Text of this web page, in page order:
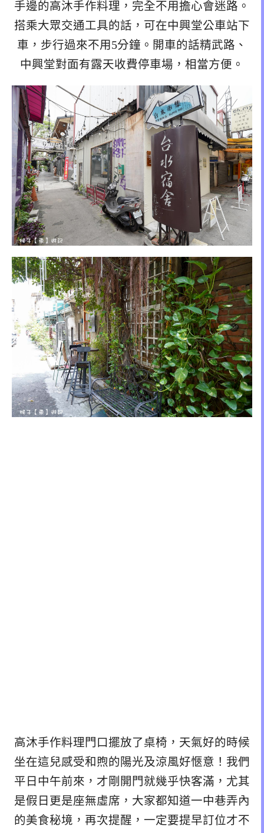
手邊的高沐手作料理，完全不用擔心會迷路。
搭乘大眾交通工具的話，可在中興堂公車站下
車，步行過來不用5分鐘。開車的話精武路、
中興堂對面有露天收費停車場，相當方便。
高沐手作料理門口擺放了桌椅，天氣好的時候
坐在這兒感受和煦的陽光及涼風好愜意！我們
平日中午前來，才剛開門就幾乎快客滿，尤其
是假日更是座無虛席，大家都知道一中巷弄內
的美食秘境，再次提醒，一定要提早訂位才不